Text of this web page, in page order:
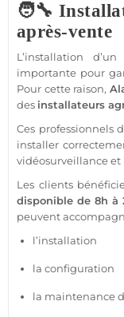
🧑‍🔧
après-vente
L’installation d’un
importante pour
Pour cette raison,
des installateurs
Ces professionnels
installer
vidéosurveillanceet
Les clients
disponible de 8h à
peuvent
l’installation
la configuration
la maintenance